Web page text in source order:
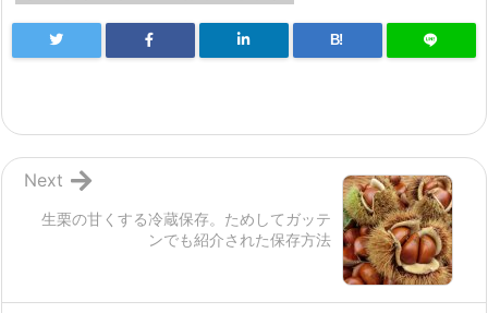
B!
生栗の甘くする冷蔵保存。ためしてガッテ
ンでも紹介された保存方法
Next